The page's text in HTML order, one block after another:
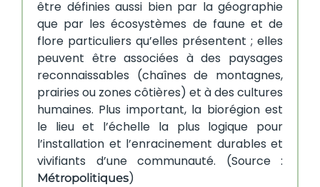
être définies aussi bien par la géographie
que par les écosystèmes de faune et de
flore particuliers qu’elles présentent ; elles
peuvent être associées à des paysages
reconnaissables (chaînes de montagnes,
prairies ou zones côtières) et à des cultures
humaines. Plus important, la biorégion est
le lieu et l’échelle la plus logique pour
l’installation et l’enracinement durables et
vivifiants d’une communauté. (Source :
Métropolitiques)